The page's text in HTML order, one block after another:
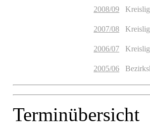
2008/09
2007/08
2006/07
2005/06
Terminübersicht